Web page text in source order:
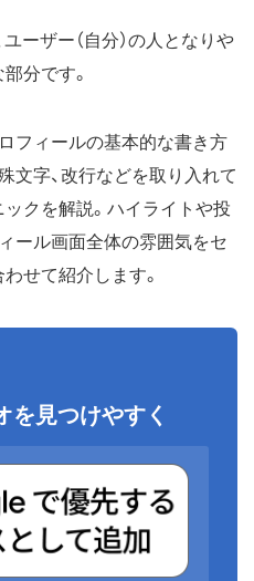
ーザー（自分）の人となりや
分です。
フィールの基本的な書き方
文字、改行などを取り入れて
クを解説。ハイライトや投
ール画面全体の雰囲気をセ
せて紹介します。
見つけやすく